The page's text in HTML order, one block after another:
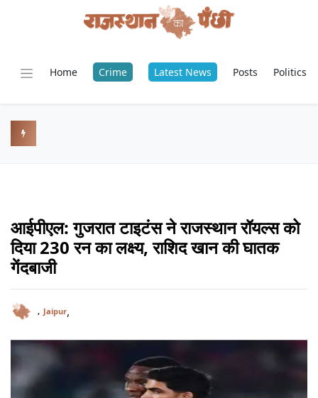
Home Crime Latest News Posts Politics
आईपीएल: गुजरात टाइटंस ने राजस्थान रॉयल्स को
दिया 230 रन का लक्ष्य, राशिद खान की घातक
गेंदबाजी
, Jaipur,